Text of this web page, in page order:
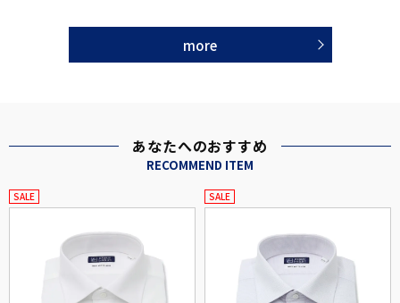
more
あなたへのおすすめ
RECOMMEND ITEM
SALE SALE